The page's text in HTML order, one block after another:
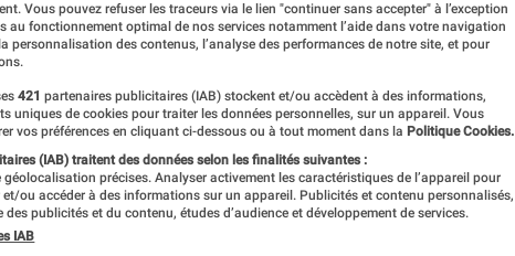
Tests
Vous pouvez refuser les traceurs via le lien "continuer sans accepter" à l’exception
au fonctionnement optimal de nos services notamment l’aide dans votre navigation
personnalisation des contenus, l’analyse des performances de notre site, et pour
421 partenaires publicitaires (IAB) stockent et/ou accèdent à des informations,
uniques de cookies pour traiter les données personnelles, sur un appareil. Vous
vos préférences en cliquant ci-dessous ou à tout moment dans la Politique Cookies.
(IAB) traitent des données selon les finalités suivantes :
géolocalisation précises. Analyser activement les caractéristiques de l’appareil pour
et/ou accéder à des informations sur un appareil. Publicités et contenu personnalisés,
des publicités et du contenu, études d’audience et développement de services.
IAB